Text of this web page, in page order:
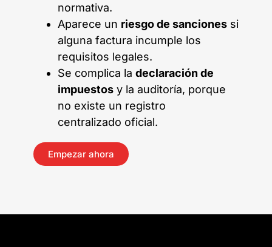
normativa.
Aparece un riesgo de sanciones si
alguna factura incumple los
requisitos legales.
Se complica la declaración de
impuestos y la auditoría, porque
no existe un registro
centralizado oficial.
Empezar ahora